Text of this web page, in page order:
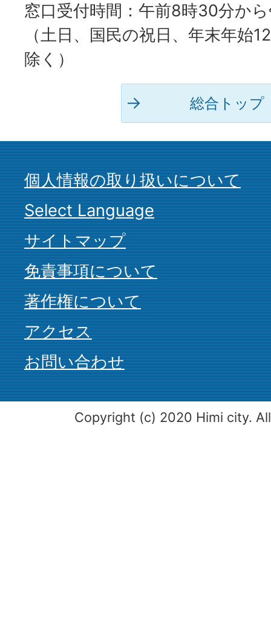
窓口受付時間：午前8時30分か
（土日、国民の祝日、年末年始
除く）
総合トップ
個人情報の取り扱いについて
Select Language
サイトマップ
免責事項について
著作権について
アクセス
お問い合わせ
Copyright (c) 2020 Himi city.